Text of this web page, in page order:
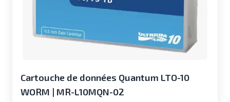
Cartouche de données Quantum LTO-10
WORM | MR-L10MQN-02